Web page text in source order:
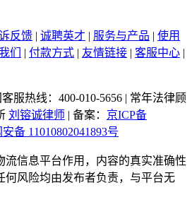
反馈 | 诚聘英才 | 服务与产品 | 使用
们 | 付款方式 | 友情链接 | 客服中心 |
服热线：400-010-5656 | 常年法律顾
刘镕诚律师 | 备案： 京ICP备
备 11010802041893号
流信息平台作用，内容的真实准确性
何风险均由发布者负责，与平台无